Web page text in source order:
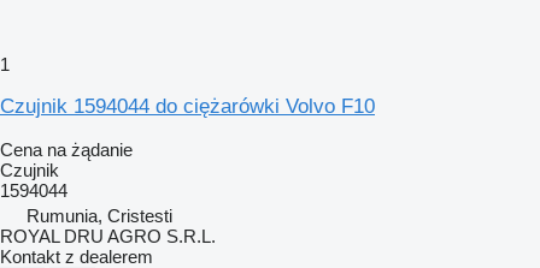
1
Czujnik 1594044 do ciężarówki Volvo F10
Cena na żądanie
Czujnik
1594044
Rumunia, Cristesti
ROYAL DRU AGRO S.R.L.
Kontakt z dealerem